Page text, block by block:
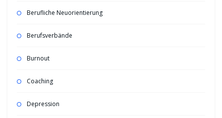
Berufliche Neuorientierung
Berufsverbände
Burnout
Coaching
Depression